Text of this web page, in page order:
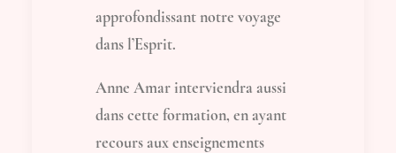
approfondissant notre voyage
dans l’Esprit.
Anne Amar interviendra aussi
dans cette formation, en ayant
recours aux enseignements